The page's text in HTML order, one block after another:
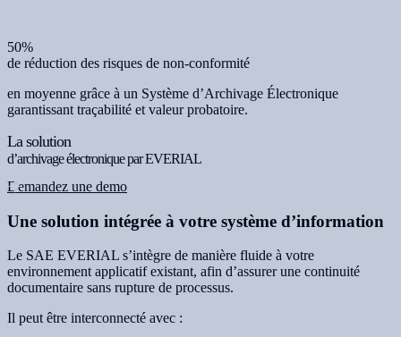
50%
de réduction des risques de non-conformité
en moyenne grâce à un Système d’Archivage Électronique
garantissant traçabilité et valeur probatoire.
La solution
d’archivage électronique par EVERIAL
Demandez une demo
Une solution intégrée à votre système d’information
Le SAE EVERIAL s’intègre de manière fluide à votre
environnement applicatif existant, afin d’assurer une continuité
documentaire sans rupture de processus.
Il peut être interconnecté avec :